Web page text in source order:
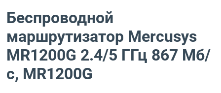
Беспроводной
маршрутизатор Mercusys
MR1200G 2.4/5 ГГц 867 Мб/
с, MR1200G